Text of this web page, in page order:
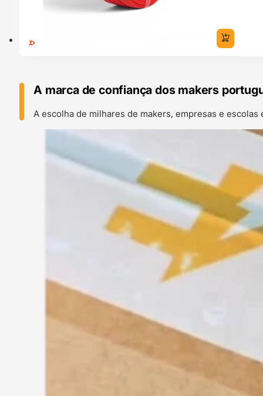
A marca de confiança dos makers
A escolha de milhares de makers, empresas e escolas